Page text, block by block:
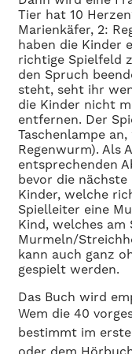
Tier hat 10
Marienkäfer, 2:
haben die Kinder
richtige Spielfeld
den Spruch
steht, seht ihr
die Kinder nicht
entfernen. Der
Taschenlampe
Regenwurm). Als
entsprechenden
bevor die
Kinder, welche
Spielleiter eine
Kind, welches am
Murmeln/
kann auch ganz
gespielt werden.
Das Buch wird
Wem die 40
bestimmt im erste
oder dem